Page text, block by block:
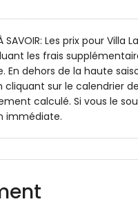
avec pelouse, gravier,
couvertes
extérieur et espace
stationnement privé fermé
plus proche : Alicante (à
est très adapté aux
SAVOIR: Les prix pour
les frais
En dehors de la haute
cliquant sur le calendrier
calculé. Si vous le
immédiate.